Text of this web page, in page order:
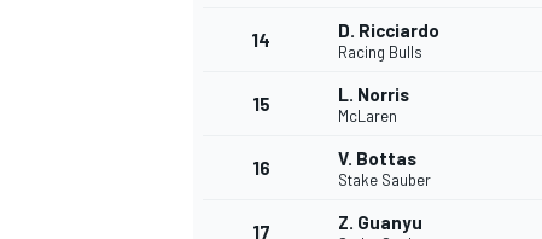
14 D. Ricciardo
Racing Bulls
15 L. Norris
McLaren
16 V. Bottas
Stake Sauber
17 Z. Guanyu